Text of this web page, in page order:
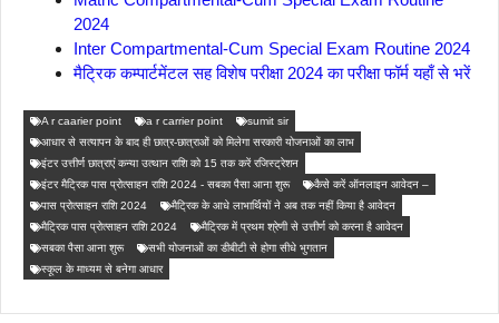
2024
Inter Compartmental-Cum Special Exam Routine 2024
मैट्रिक कम्पार्टमेंटल सह विशेष परीक्षा 2024 का परीक्षा फॉर्म यहाँ से भरें
A r caarier point a r carrier point
sumit sir
आधार से सत्यापन के बाद ही छात्र-छात्राओं को मिलेगा सरकारी योजनाओं का लाभ
इंटर उत्तीर्ण छात्राएं कन्या उत्थान राशि को 15 तक करें रजिस्ट्रेशन
इंटर मैट्रिक पास प्रोत्साहन राशि 2024 - सबका पैसा आना शुरू
कैसे करें ऑनलाइन आवेदन –
पास प्रोत्साहन राशि 2024
मैट्रिक के आधे लाभार्थियों ने अब तक नहीं किया है आवेदन
मैट्रिक पास प्रोत्साहन राशि 2024
मैट्रिक में प्रथम श्रेणी से उत्तीर्ण को करना है आवेदन
सबका पैसा आना शुरू
सभी योजनाओं का डीबीटी से होगा सीधे भुगतान
स्कूल के माध्यम से बनेगा आधार